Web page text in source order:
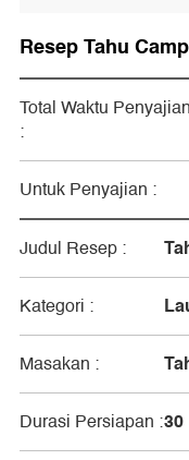
Resep Tahu
Total Waktu Penyajian
:
Untuk Penyajian :
Judul Resep :
Kategori :
Masakan :
Durasi Persiapan :30